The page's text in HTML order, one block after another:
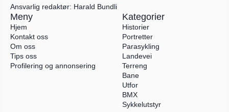
Ansvarlig redaktør: Harald Bundli
Meny
Hjem
Kontakt oss
Om oss
Tips oss
Profilering og annonsering
Kategorier
Historier
Portretter
Parasykling
Landevei
Terreng
Bane
Utfor
BMX
Sykkelutstyr